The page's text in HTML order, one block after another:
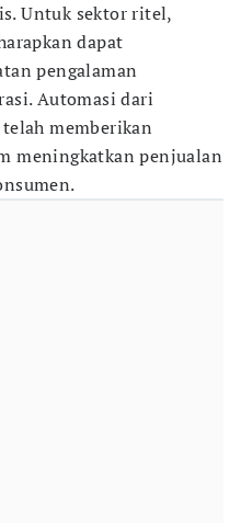
Untuk sektor ritel,
dapat
pengalaman
Automasi dari
memberikan
meningkatkan penjualan